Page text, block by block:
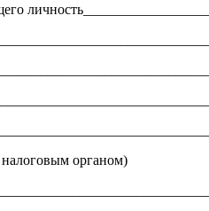
органом)